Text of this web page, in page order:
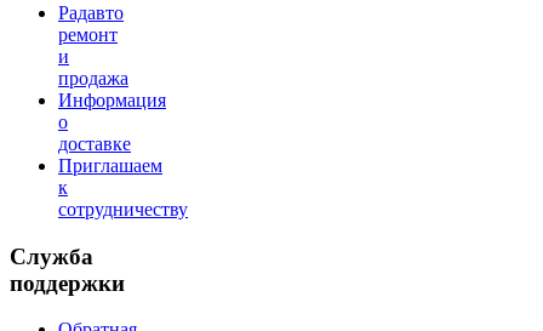
Радавто
ремонт
и
продажа
Информация
о
доставке
Приглашаем
к
сотрудничеству
Служба
поддержки